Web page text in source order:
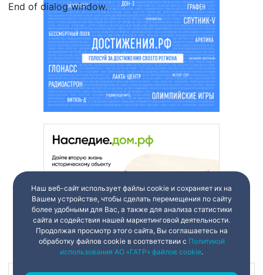
End of dialog window.
Наш веб-сайт использует файлы cookie и сохраняет их на
Вашем устройстве, чтобы сделать перемещения по сайту
более удобными для Вас, а также для анализа статистики
сайта и содействия нашей маркетинговой деятельности.
Продолжая просмотр этого сайта, Вы соглашаетесь на
обработку файлов cookie в соответствии с Политикой
использования АО «ГАТР» файлов cookie.